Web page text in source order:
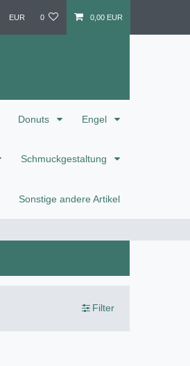
EUR 0 0,00 EUR
Donuts Engel
Schmuckgestaltung
Sonstige andere Artikel
Filter